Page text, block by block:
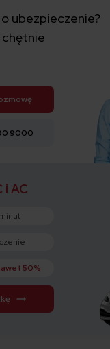
ubezpieczenie?
chętnie
9000
i AC
50%